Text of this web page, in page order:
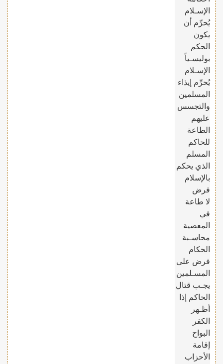
الإسـلام
يُحرِّم أن
يكون
الحكم
بوليسـياً
الإسـلام
يُحرِّم إيذاء
المسلمين
والتجسس
عليهم
الطاعة
للحاكم
المسلم
الذي يحكم
بالإسلام
فرض
لا طاعة
في
المعصية
محاسـبة
الحكام
فرض على
المسـلمين
يجـب قتال
الحاكم إذا
أظـهر
الكفر
البواح
إقامة
الأحزاب